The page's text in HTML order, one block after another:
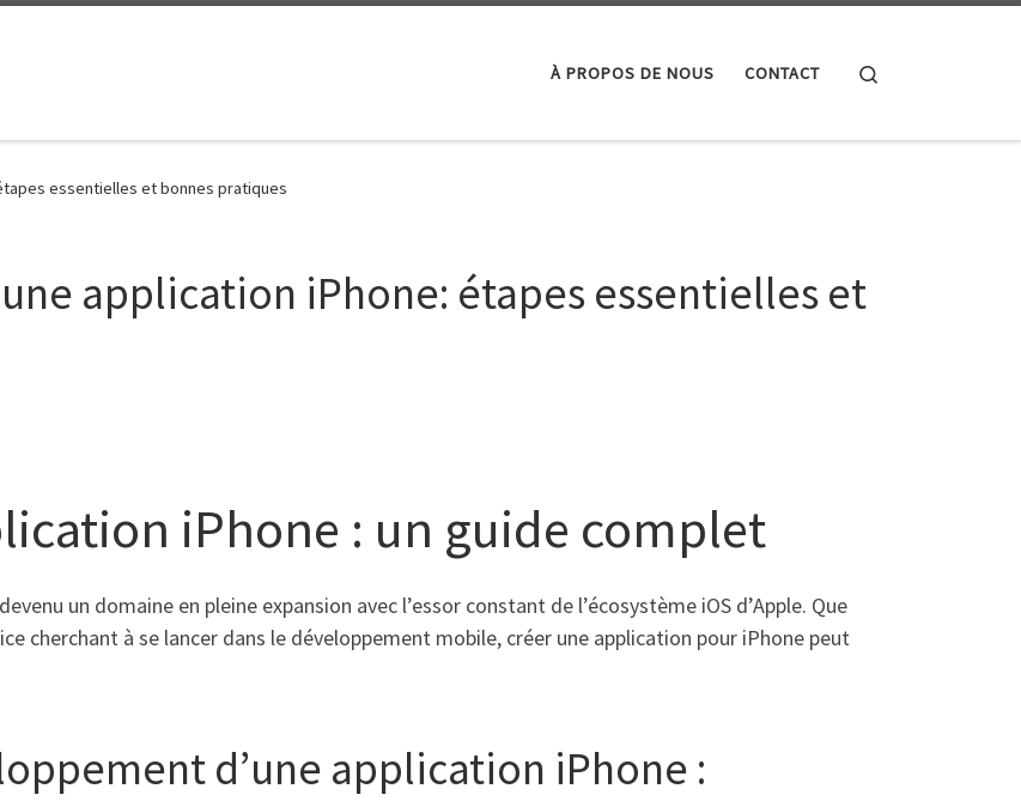
À PROPOS DE NOUS CONTACT
essentielles et bonnes pratiques
application iPhone: étapes essentielles et
iPhone : un guide complet
un domaine en pleine expansion avec l’essor constant de l’écosystème iOS d’Apple. Que
cherchant à se lancer dans le développement mobile, créer une application pour iPhone peut
d’une application iPhone :